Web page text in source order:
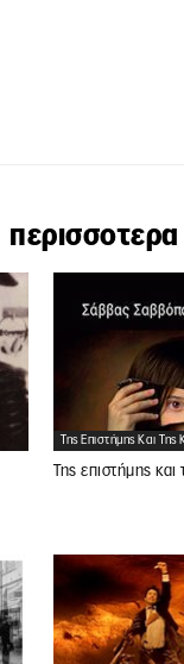
Της Επιστήμης Και Της
Της επιστήμης και